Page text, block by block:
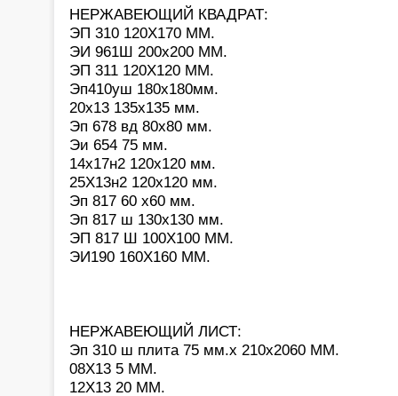
НЕРЖАВЕЮЩИЙ КВАДРАТ:
ЭП 310 120Х170 ММ.
ЭИ 961Ш 200х200 ММ.
ЭП 311 120Х120 ММ.
Эп410уш 180х180мм.
20х13 135х135 мм.
Эп 678 вд 80х80 мм.
Эи 654 75 мм.
14х17н2 120х120 мм.
25Х13н2 120х120 мм.
Эп 817 60 х60 мм.
Эп 817 ш 130х130 мм.
ЭП 817 Ш 100Х100 ММ.
ЭИ190 160Х160 ММ.
НЕРЖАВЕЮЩИЙ ЛИСТ:
Эп 310 ш плита 75 мм.х 210х2060 ММ.
08Х13 5 ММ.
12Х13 20 ММ.